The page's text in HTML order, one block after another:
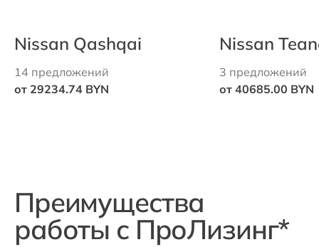
Nissan Qashqai
14 предложений
от 29234.74 BYN
Nissan
3 предложений
от 40685.00 BYN
Преимущества
работы с ПроЛизинг*